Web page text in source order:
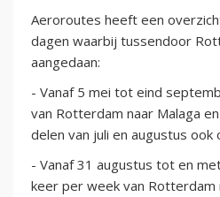
Aeroroutes heeft een
dagen waarbij tussendoor
aangedaan:
- Vanaf 5 mei tot eind
van Rotterdam naar Malaga
delen van juli en augustus ook
- Vanaf 31 augustus tot en
keer per week van Rotterdam